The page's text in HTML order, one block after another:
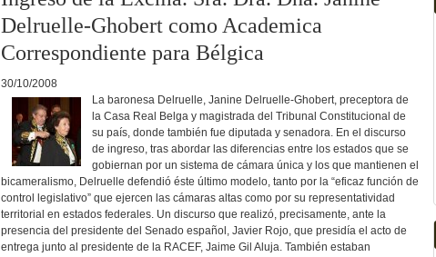
Delruelle-Ghobert como Academica
Correspondiente para Bélgica
30/10/2008
La baronesa Delruelle, Janine Delruelle-Ghobert, preceptora de
la Casa Real Belga y magistrada del Tribunal Constitucional de
su país, donde también fue diputada y senadora. En el discurso
de ingreso, tras abordar las diferencias entre los estados que se
gobiernan por un sistema de cámara única y los que mantienen el
bicameralismo, Delruelle defendió éste último modelo, tanto por la “eficaz función de
control legislativo” que ejercen las cámaras altas como por su representatividad
territorial en estados federales. Un discurso que realizó, precisamente, ante la
presencia del presidente del Senado español, Javier Rojo, que presidía el acto de
entrega junto al presidente de la RACEF, Jaime Gil Aluja. También estaban